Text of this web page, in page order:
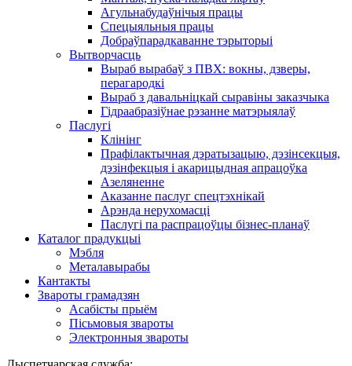
Агульнабудаўнічыя працы
Спецыяльныя працы
Добраўпарадкаванне тэрыторыі
Вытворчасць
Выраб вырабаў з ПВХ: вокны, дзверы,
перагародкі
Выраб з давальніцкай сыравіны заказчыка
Гідраабразіўнае рэзанне матэрыялаў
Паслугі
Клінінг
Прафілактычная дэратызацыю, дэзiнсекцыя,
дэзінфекцыя і акарицыдная апрацоўка
Азеляненне
Аказанне паслуг спецтэхнікай
Арэнда нерухомасці
Паслугі па распрацоўцы бізнес-планаў
Каталог прадукцыі
Мэбля
Металавырабы
Кантакты
Звароты грамадзян
Асабісты прыём
Пісьмовыя звароты
Электронныя звароты